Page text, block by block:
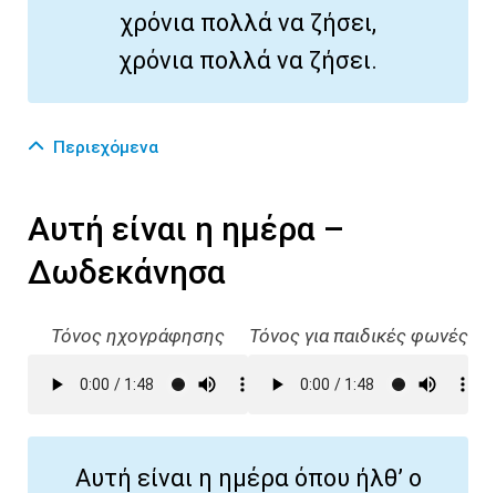
χρόνια πολλά να ζήσει,
χρόνια πολλά να ζήσει.
Περιεχόμενα
Αυτή είναι η ημέρα –
Δωδεκάνησα
Τόνος ηχογράφησης Τόνος για παιδικές φωνές
Αυτή είναι η ημέρα όπου ήλθ’ ο